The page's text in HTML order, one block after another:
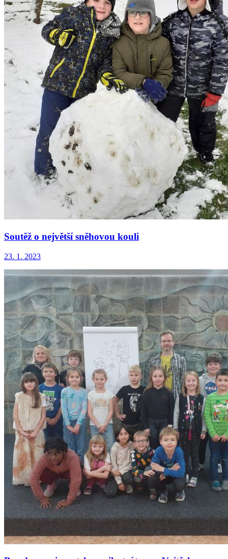
Soutěž o největší sněhovou kouli
23. 1. 2023